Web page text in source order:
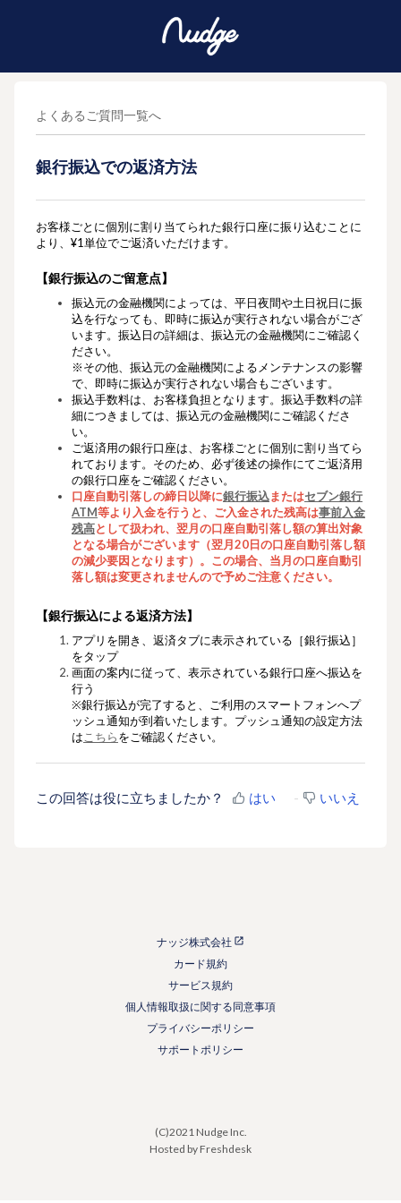
よくあるご質問一覧へ
銀行振込での返済方法
お客様ごとに個別に割り当てられた銀行口座に振り込むことに
より、¥1単位でご返済いただけます。
【銀行振込のご留意点】
振込元の金融機関によっては、平日夜間や土日祝日に振
込を行なっても、即時に振込が実行されない場合がござ
います。振込日の詳細は、振込元の金融機関にご確認く
ださい。
※その他、振込元の金融機関によるメンテナンスの影響
で、 即時に振込が実行されない場合もございます。
振込手数料は、お客様負担となります。振込手数料の詳
細につきましては、振込元の金融機関にご確認くださ
い。
ご返済用の銀行口座は、お客様ごとに個別に割り当てら
れております。そのため、 必ず後述の操作にてご返済用
の銀行口座をご確認ください。
口座自動引落しの締日以降に銀行振込またはセブン銀行
ATM等より入金を行うと、ご入金された残高は事前入金
残高と して扱われ、翌月の口座自動引落し額の算出対象
となる場合がございます（翌月20日の口座自動引落し額
の減少要因となります）。この場合、当月の口座自動引
落し額は変更されませんので予めご注意ください。
【銀行振込による返済方法】
アプリを開き、返済タブに表示されている ［銀行振込］
をタップ
画面の案内に従って、 表示されている銀行口座へ振込を
行う
※銀行振込が完了すると、ご利用のスマートフォンへプ
ッシュ通知が到着いたします。プッシュ通知の設定方法
は こちらをご確認ください。
この回答は役に立ちましたか？ はい いいえ
ナッジ株式会社
カード規約
サービス規約
個人情報取扱に関する同意事項
プライバシーポリシー
サポートポリシー
(C)2021 Nudge Inc.
Hosted by Freshdesk